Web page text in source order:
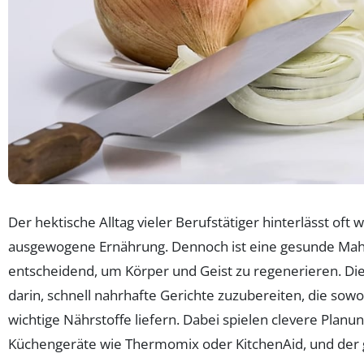
Der hektische Alltag vieler Berufstätiger hinterlässt oft
ausgewogene Ernährung. Dennoch ist eine gesunde
entscheidend, um Körper und Geist zu regenerieren.
darin, schnell nahrhafte Gerichte zuzubereiten, die
wichtige Nährstoffe liefern. Dabei spielen clevere
Küchengeräte wie Thermomix oder KitchenAid, und der